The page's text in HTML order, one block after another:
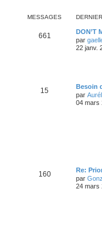
MESSAGES
661
DON’T
par
22 janv.
15
Besoin
par
04 mars
160
Re:
par
24 mars